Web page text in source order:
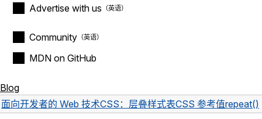
Advertise with us
Community
MDN on GitHub
Blog
面向开发者的 Web 技术CSS：层叠样式表CSS 参考值repeat()